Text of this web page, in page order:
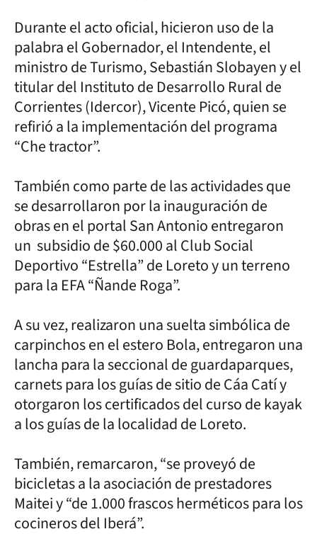
Durante el acto oficial, hicieron uso de la
palabra el Gobernador, el Intendente, el
ministro de Turismo, Sebastián Slobayen y el
titular del Instituto de Desarrollo Rural de
Corrientes (Idercor), Vicente Picó, quien se
refirió a la implementación del programa
“Che tractor”.
También como parte de las actividades que
se desarrollaron por la inauguración de
obras en el portal San Antonio entregaron
un subsidio de $60.000 al Club Social
Deportivo “Estrella” de Loreto y un terreno
para la EFA “Ñande Roga”.
A su vez, realizaron una suelta simbólica de
carpinchos en el estero Bola, entregaron una
lancha para la seccional de guardaparques,
carnets para los guías de sitio de Cáa Catí y
otorgaron los certificados del curso de kayak
a los guías de la localidad de Loreto.
También, remarcaron, “se proveyó de
bicicletas a la asociación de prestadores
Maitei y “de 1.000 frascos herméticos para los
cocineros del Iberá”.